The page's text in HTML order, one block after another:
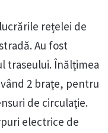
rețelei de
Au fost
traseului. Înălțimea
2 brațe, pentru
de circulaţie.
electrice de